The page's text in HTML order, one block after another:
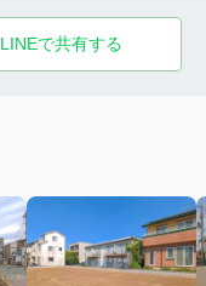
LINEで共有する